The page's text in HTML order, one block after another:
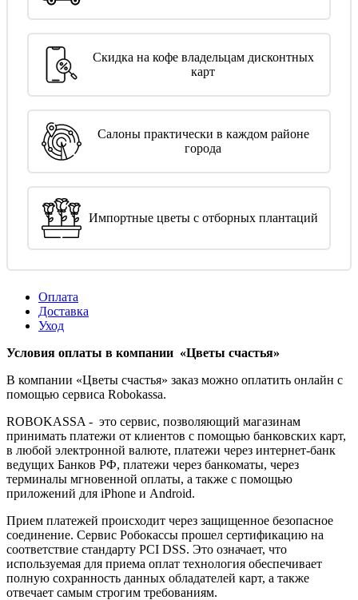
Скидка на кофе владельцам дисконтных
карт
Салоны практически в каждом районе
города
Импортные цветы с отборных плантаций
Оплата
Доставка
Уход
Условия оплаты в компании «Цветы счастья»
В компании «Цветы счастья» заказ можно оплатить онлайн с
помощью сервиса Robokassa.
ROBOKASSA - это сервис, позволяющий магазинам
принимать платежи от клиентов с помощью банковских карт,
в любой электронной валюте, платежи через интернет-банк
ведущих Банков РФ, платежи через банкоматы, через
терминалы мгновенной оплаты, а также с помощью
приложений для iPhone и Android.
Прием платежей происходит через защищенное безопасное
соединение. Сервис Робокассы прошел сертификацию на
соответствие стандарту PCI DSS. Это означает, что
используемая для приема оплат технология обеспечивает
полную сохранность данных обладателей карт, а также
отвечает самым строгим требованиям.